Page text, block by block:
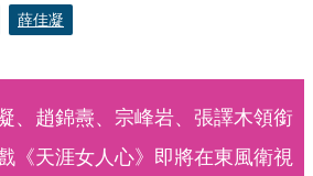
薛佳凝
、趙錦燾、宗峰岩、張譯木領銜
《天涯女人心》即將在東風衛視